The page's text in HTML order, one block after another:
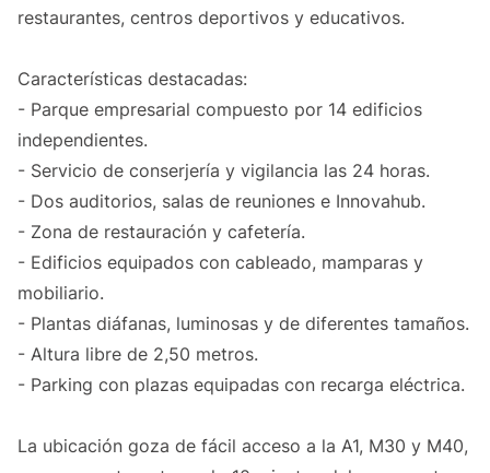
restaurantes, centros deportivos y educativos.
Características destacadas:
- Parque empresarial compuesto por 14 edificios
independientes.
- Servicio de conserjería y vigilancia las 24 horas.
- Dos auditorios, salas de reuniones e Innovahub.
- Zona de restauración y cafetería.
- Edificios equipados con cableado, mamparas y
mobiliario.
- Plantas diáfanas, luminosas y de diferentes tamaños.
- Altura libre de 2,50 metros.
- Parking con plazas equipadas con recarga eléctrica.
La ubicación goza de fácil acceso a la A1, M30 y M40,